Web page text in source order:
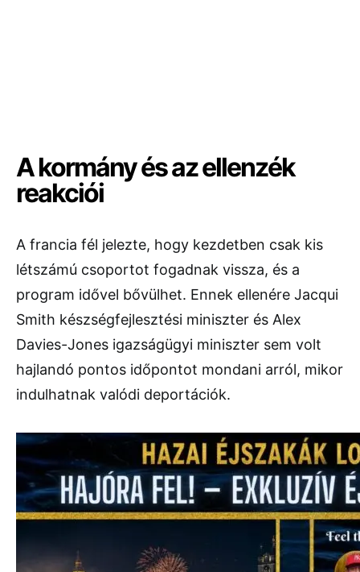
A kormány és az ellenzék
reakciói
A francia fél jelezte, hogy kezdetben csak kis
létszámú csoportot fogadnak vissza, és a
program idővel bővülhet. Ennek ellenére Jacqui
Smith készségfejlesztési miniszter és Alex
Davies-Jones igazságügyi miniszter sem volt
hajlandó pontos időpontot mondani arról, mikor
indulhatnak valódi deportációk.